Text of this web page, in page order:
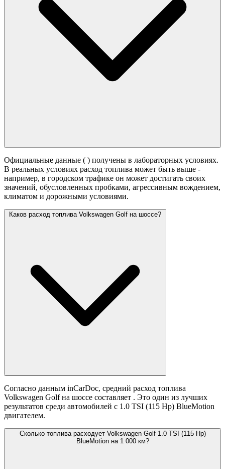
Официальные данные ( ) получены в лабораторных условиях.
В реальных условиях расход топлива может быть выше -
например, в городском трафике он может достигать своих
значений, обусловленных пробками, агрессивным вождением,
климатом и дорожными условиями.
Каков расход топлива Volkswagen Golf на шоссе?
Согласно данным inCarDoc, средний расход топлива
Volkswagen Golf на шоссе составляет . Это один из лучших
результатов среди автомобилей с 1.0 TSI (115 Hp) BlueMotion
двигателем.
Сколько топлива расходует Volkswagen Golf 1.0 TSI (115 Hp)
BlueMotion на 1 000 км?